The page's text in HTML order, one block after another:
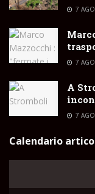
7
7
A
7
Calendario